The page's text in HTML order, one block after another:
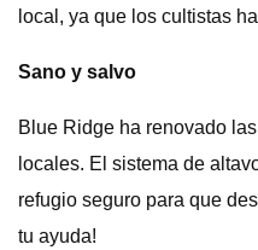
local, ya que los cultistas
Sano y salvo
Blue Ridge ha renovado
locales. El sistema de
refugio seguro para que
tu ayuda!